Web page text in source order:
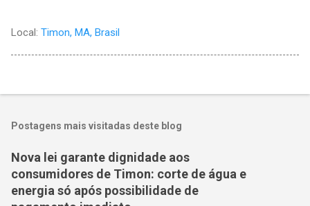
Local: Timon, MA, Brasil
Postagens mais visitadas deste blog
Nova lei garante dignidade aos
consumidores de Timon: corte de água e
energia só após possibilidade de